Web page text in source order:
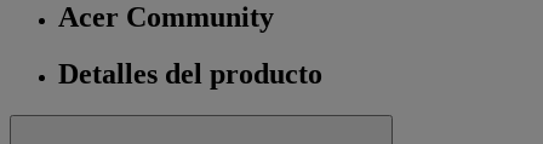
Acer Community
Detalles del producto